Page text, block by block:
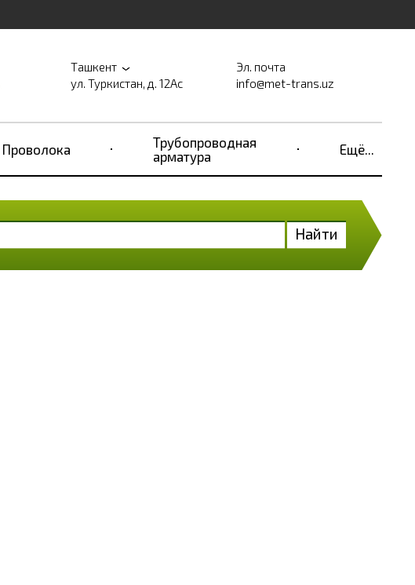
Ташкент
ул. Туркистан, д. 12Ас
Эл. почта
info@met-trans.uz
Проволока
Трубопроводная
арматура
Ещё...
Найти